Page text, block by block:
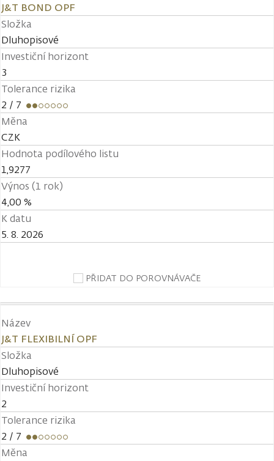
J&T BOND OPF
Složka
Dluhopisové
Investiční horizont
3
Tolerance rizika
2 / 7
Měna
CZK
Hodnota podílového listu
1,9277
Výnos (1 rok)
4,00 %
K datu
5. 8. 2026
PŘIDAT DO POROVNÁVAČE
Název
J&T FLEXIBILNÍ OPF
Složka
Dluhopisové
Investiční horizont
2
Tolerance rizika
2 / 7
Měna